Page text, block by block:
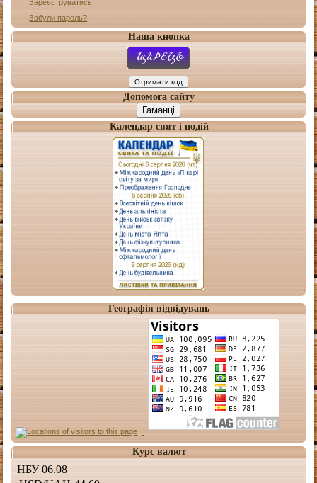
Зареєструватись
Забули пароль?
Наша кнопка
Допомога сайту
Гаманці
Календар свят і подій
Географія відвідувань
Курс валют